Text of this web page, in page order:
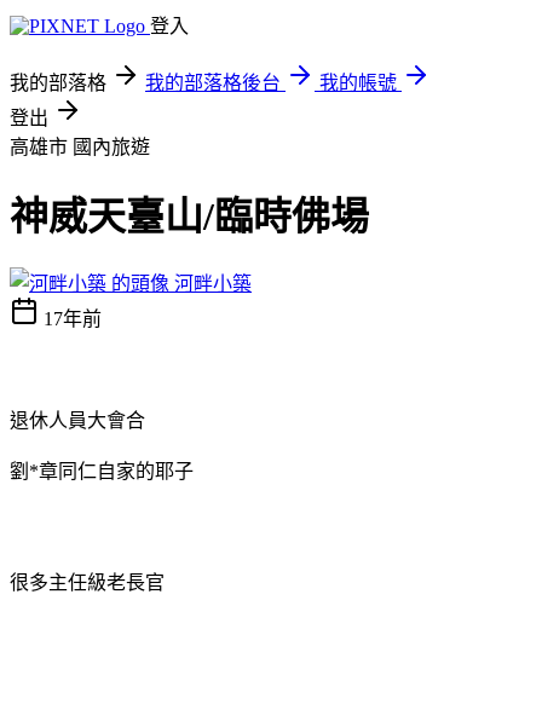
登入
我的部落格 我的部落格後台
我的帳號
登出
高雄市 國內旅遊
神威天臺山/臨時佛場
河畔小築
17年前
退休人員大會合
劉*章同仁自家的耶子
很多主任級老長官